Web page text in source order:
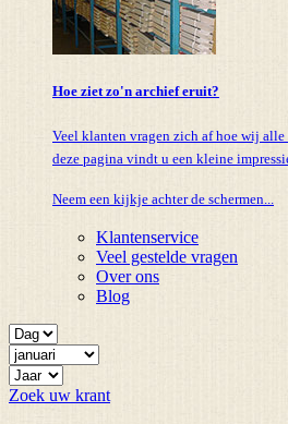
Hoe ziet zo'n archief eruit?
Veel klanten vragen zich af hoe wij
deze pagina vindt u een kleine
Neem een kijkje achter de schermen...
Klantenservice
Veel gestelde vragen
Over ons
Blog
Zoek uw krant